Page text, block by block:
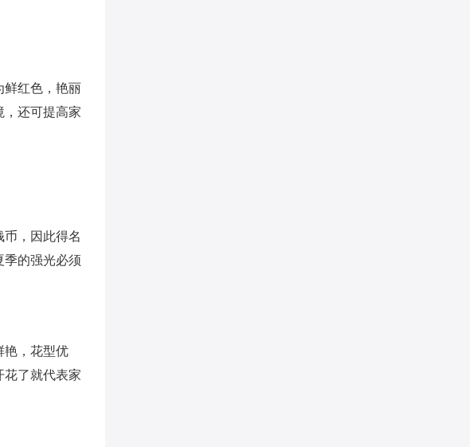
鲜红色，艳丽
，还可提高家
，因此得名
季的强光必须
艳，花型优
花了就代表家